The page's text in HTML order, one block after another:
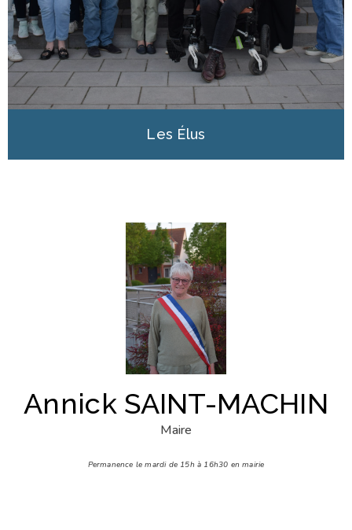
Les Élus
Annick SAINT-MACHIN
Maire
Permanence le mardi de 15h à 16h30 en mairie